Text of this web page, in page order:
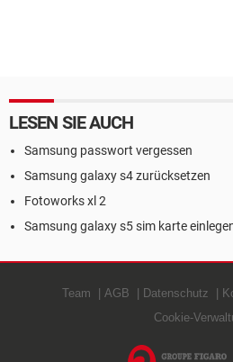
LESEN SIE AUCH
Samsung passwort vergessen
Samsung galaxy s4 zurücksetzen
Fotoworks xl 2
Samsung galaxy s5 sim karte
Team AGB Datenschutz
Cookie-